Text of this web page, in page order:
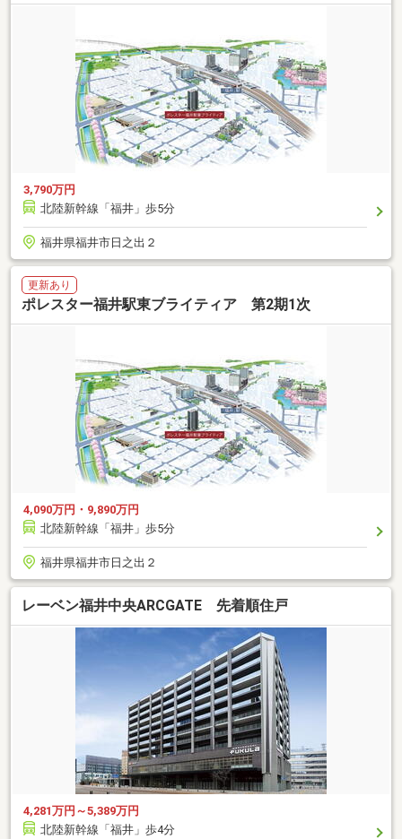
3,790万円
北陸新幹線「福井」歩5分
福井県福井市日之出２
更新あり
ポレスター福井駅東ブライティア 第2期1次
4,090万円・9,890万円
北陸新幹線「福井」歩5分
福井県福井市日之出２
レーベン福井中央ARCGATE 先着順住戸
4,281万円～5,389万円
北陸新幹線「福井」歩4分